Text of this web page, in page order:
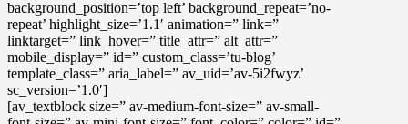
background_position=’top left’ background_repeat=’no-
repeat’ highlight_size=’1.1′ animation=” link=”
linktarget=” link_hover=” title_attr=” alt_attr=”
mobile_display=” id=” custom_class=’tu-blog’
template_class=” aria_label=” av_uid=’av-5i2fwyz’
sc_version=’1.0′]
[av_textblock size=” av-medium-font-size=” av-small-